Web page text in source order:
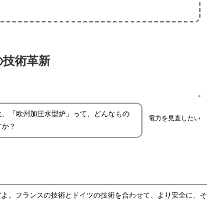
術革新
電力を見直したい
、「欧州加圧水型炉」って、どんなもの
？
。フランスの技術とドイツの技術を合わせて、より安全に、そ